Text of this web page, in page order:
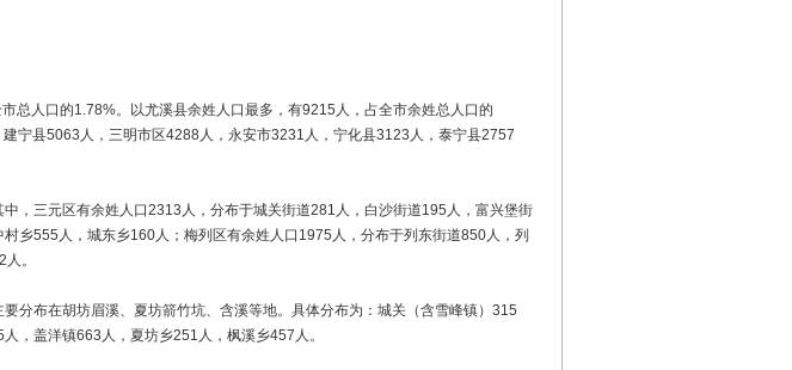
总人口的1.78%。以尤溪县余姓人口最多，有9215人，占全市余姓总人口的
宁县5063人，三明市区4288人，永安市3231人，宁化县3123人，泰宁县2757
，三元区有余姓人口2313人，分布于城关街道281人，白沙街道195人，富兴堡街
乡555人，城东乡160人；梅列区有余姓人口1975人，分布于列东街道850人，列
。
分布在胡坊眉溪、夏坊箭竹坑、含溪等地。具体分布为：城关（含雪峰镇）315
，盖洋镇663人，夏坊乡251人，枫溪乡457人。